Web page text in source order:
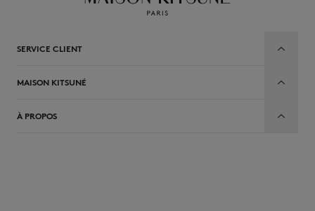
SERVICE CLIENT
MAISON KITSUNÉ
À PROPOS